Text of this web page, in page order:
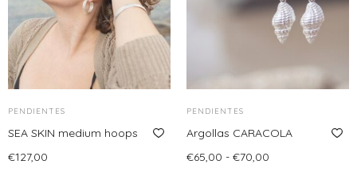
PENDIENTES
SEA SKIN medium hoops
€127,00
PENDIENTES
Argollas CARACOLA
€65,00 - €70,00